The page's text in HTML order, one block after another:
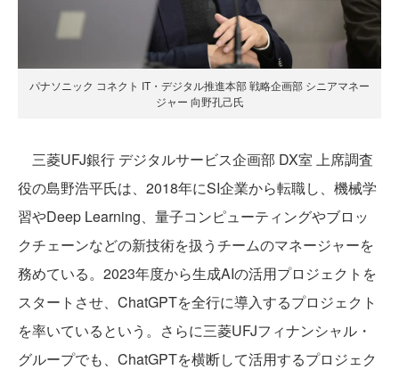
パナソニック コネクト IT・デジタル推進本部 戦略企画部 シニアマネー
ジャー 向野孔己氏
三菱UFJ銀行 デジタルサービス企画部 DX室 上席調査
役の島野浩平氏は、2018年にSI企業から転職し、機械学
習やDeep Learning、量子コンピューティングやブロッ
クチェーンなどの新技術を扱うチームのマネージャーを
務めている。2023年度から生成AIの活用プロジェクトを
スタートさせ、ChatGPTを全行に導入するプロジェクト
を率いているという。さらに三菱UFJフィナンシャル・
グループでも、ChatGPTを横断して活用するプロジェク